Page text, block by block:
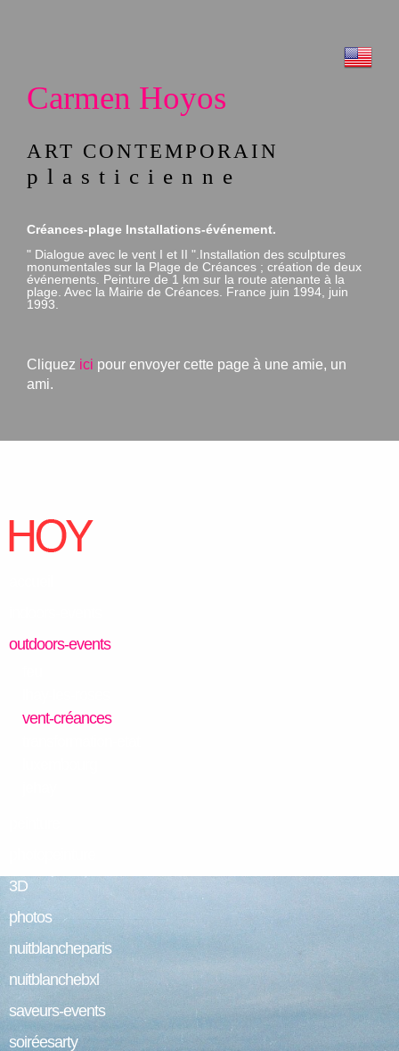
outdoors-events
vent-créances
3D
photos
nuitblancheparis
nuitblanchebxl
saveurs-events
soiréesarty
Carmen Hoyos
ART CONTEMPORAIN
plasticienne
Créances-plage Installations-événement.
" Dialogue avec le vent I et II ".Installation des sculptures
monumentales sur la Plage de Créances ; création de deux
événements. Peinture de 1 km sur la route atenante à la
plage. Avec la Mairie de Créances. France juin 1994, juin
1993.
Cliquez ici pour envoyer cette page à une amie, un
ami.